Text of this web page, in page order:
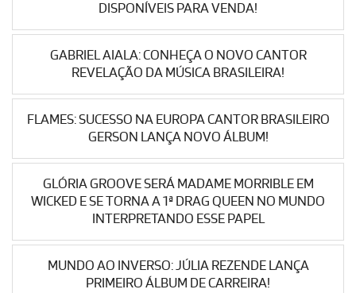
DISPONÍVEIS PARA VENDA!
GABRIEL AIALA: CONHEÇA O NOVO CANTOR
REVELAÇÃO DA MÚSICA BRASILEIRA!
FLAMES: SUCESSO NA EUROPA CANTOR BRASILEIRO
GERSON LANÇA NOVO ÁLBUM!
GLÓRIA GROOVE SERÁ MADAME MORRIBLE EM
WICKED E SE TORNA A 1ª DRAG QUEEN NO MUNDO
INTERPRETANDO ESSE PAPEL
MUNDO AO INVERSO: JÚLIA REZENDE LANÇA
PRIMEIRO ÁLBUM DE CARREIRA!